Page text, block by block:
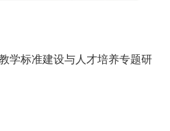
学标准建设与人才培养专题研